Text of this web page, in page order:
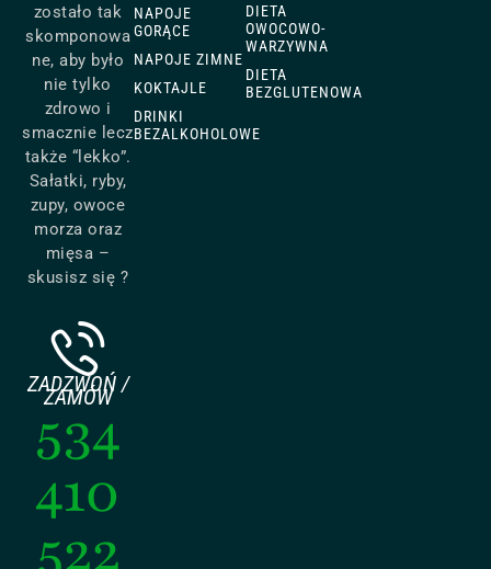
zostało tak
skomponowa
ne, aby było
nie tylko
zdrowo i
smacznie lecz
także “lekko”.
Sałatki, ryby,
zupy, owoce
morza oraz
mięsa –
skusisz się ?
ZADZWOŃ /
ZAMÓW
534
410
522
NAPOJE
GORĄCE
NAPOJE ZIMNE
KOKTAJLE
DRINKI
BEZALKOHOLOWE
DIETA
OWOCOWO-
WARZYWNA
DIETA
BEZGLUTENOWA